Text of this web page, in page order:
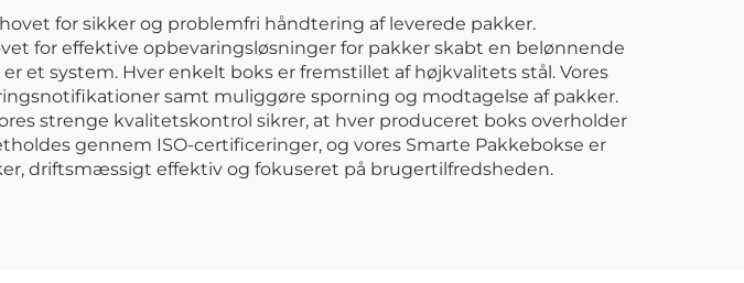
for sikker og problemfri håndtering af leverede pakker.
for effektive opbevaringsløsninger for pakker skabt en belønnende
et system. Hver enkelt boks er fremstillet af højkvalitets stål. Vores
samt muliggøre sporning og modtagelse af pakker.
strenge kvalitetskontrol sikrer, at hver produceret boks overholder
gennem ISO-certificeringer, og vores Smarte Pakkebokse er
driftsmæssigt effektiv og fokuseret på brugertilfredsheden.